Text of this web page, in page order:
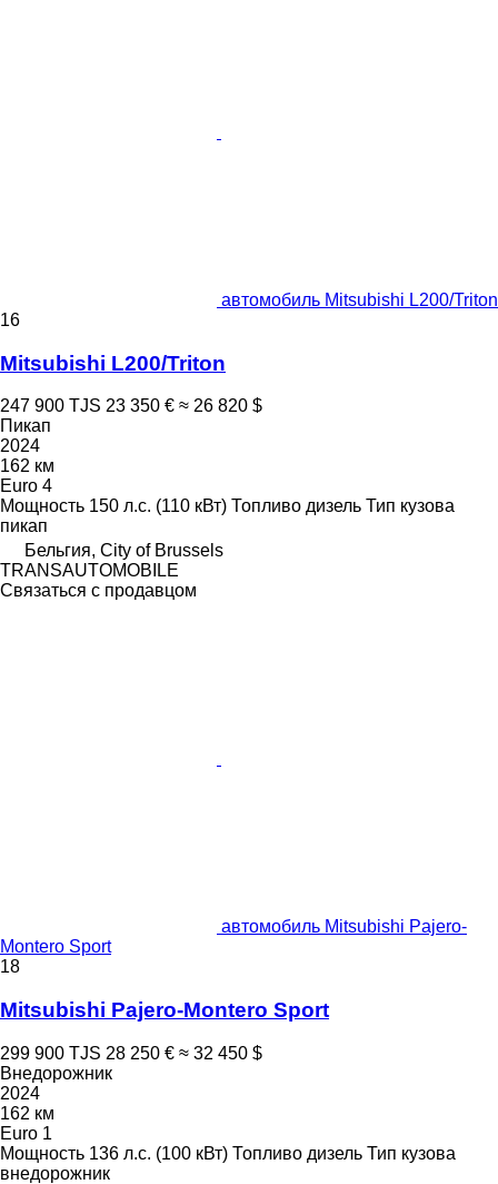
автомобиль Mitsubishi L200/Triton
16
Mitsubishi L200/Triton
247 900 TJS 23 350 € ≈ 26 820 $
Пикап
2024
162 км
Euro 4
Мощность 150 л.с. (110 кВт) Топливо дизель Тип кузова
пикап
Бельгия, City of Brussels
TRANSAUTOMOBILE
Связаться с продавцом
автомобиль Mitsubishi Pajero-
Montero Sport
18
Mitsubishi Pajero-Montero Sport
299 900 TJS 28 250 € ≈ 32 450 $
Внедорожник
2024
162 км
Euro 1
Мощность 136 л.с. (100 кВт) Топливо дизель Тип кузова
внедорожник